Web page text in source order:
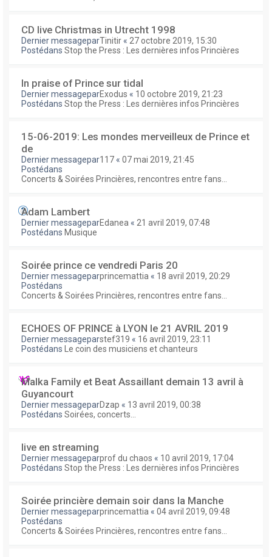
CD live Christmas in Utrecht 1998
Dernier messageparTinitir « 27 octobre 2019, 15:30
Postédans Stop the Press : Les dernières infos Princières
In praise of Prince sur tidal
Dernier messageparExodus « 10 octobre 2019, 21:23
Postédans Stop the Press : Les dernières infos Princières
15-06-2019: Les mondes merveilleux de Prince et
de
Dernier messagepar117 « 07 mai 2019, 21:45
Postédans
Concerts & Soirées Princières, rencontres entre fans...
Adam Lambert
Dernier messageparEdanea « 21 avril 2019, 07:48
Postédans Musique
Soirée prince ce vendredi Paris 20
Dernier messageparprincemattia « 18 avril 2019, 20:29
Postédans
Concerts & Soirées Princières, rencontres entre fans...
ECHOES OF PRINCE à LYON le 21 AVRIL 2019
Dernier messageparstef319 « 16 avril 2019, 23:11
Postédans
Le coin des musiciens et chanteurs
Malka Family et Beat Assaillant demain 13 avril à
Guyancourt
Dernier messageparDzap « 13 avril 2019, 00:38
Postédans Soirées, concerts...
live en streaming
Dernier messageparprof du chaos « 10 avril 2019, 17:04
Postédans Stop the Press : Les dernières infos Princières
Soirée princière demain soir dans la Manche
Dernier messageparprincemattia « 04 avril 2019, 09:48
Postédans
Concerts & Soirées Princières, rencontres entre fans...